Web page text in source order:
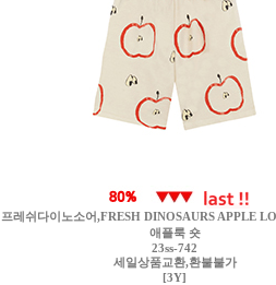
프레쉬다이노소어,FRESH DINOSAURS APPLE
애플룩 숏
23ss-742
세일상품교환,환불불가
[3Y]